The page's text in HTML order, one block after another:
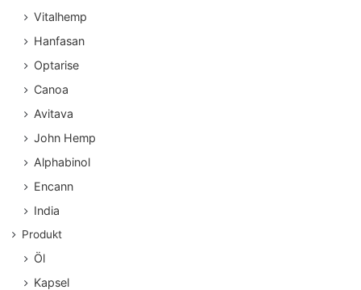
Vitalhemp
Hanfasan
Optarise
Canoa
Avitava
John Hemp
Alphabinol
Encann
India
Produkt
Öl
Kapsel